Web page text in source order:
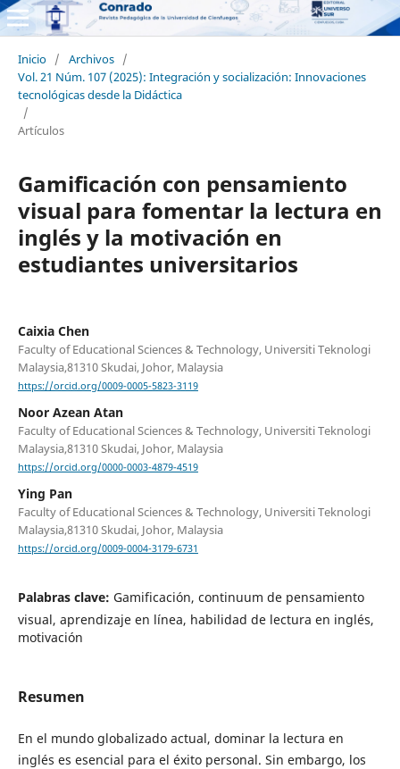
Inicio / Archivos /
Vol. 21 Núm. 107 (2025): Integración y socialización: Innovaciones
tecnológicas desde la Didáctica
/
Artículos
Gamificación con pensamiento
visual para fomentar la lectura en
inglés y la motivación en
estudiantes universitarios
Caixia Chen
Faculty of Educational Sciences & Technology, Universiti Teknologi
Malaysia,81310 Skudai, Johor, Malaysia
https://orcid.org/0009-0005-5823-3119
Noor Azean Atan
Faculty of Educational Sciences & Technology, Universiti Teknologi
Malaysia,81310 Skudai, Johor, Malaysia
https://orcid.org/0000-0003-4879-4519
Ying Pan
Faculty of Educational Sciences & Technology, Universiti Teknologi
Malaysia,81310 Skudai, Johor, Malaysia
https://orcid.org/0009-0004-3179-6731
Palabras clave: Gamificación, continuum de pensamiento
visual, aprendizaje en línea, habilidad de lectura en inglés,
motivación
Resumen
En el mundo globalizado actual, dominar la lectura en
inglés es esencial para el éxito personal. Sin embargo, los